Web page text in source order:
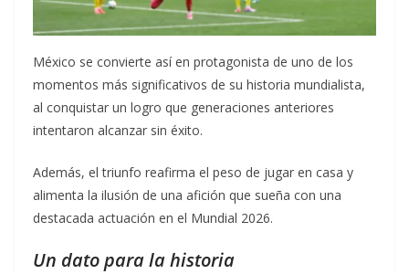
México se convierte así en protagonista de uno de los
momentos más significativos de su historia mundialista,
al conquistar un logro que generaciones anteriores
intentaron alcanzar sin éxito.
Además, el triunfo reafirma el peso de jugar en casa y
alimenta la ilusión de una afición que sueña con una
destacada actuación en el Mundial 2026.
Un dato para la historia